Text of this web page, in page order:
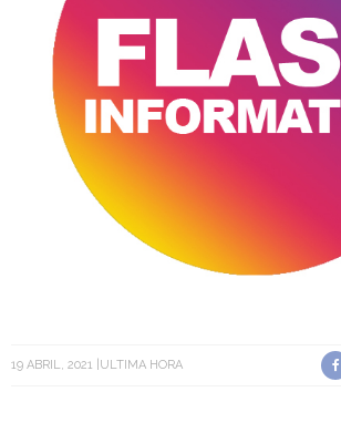
19 ABRIL, 2021 ULTIMA HORA